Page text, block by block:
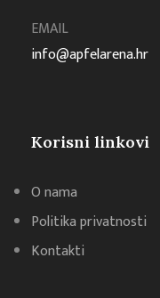
EMAIL
info@apfelarena.hr
Korisni linkovi
O nama
Politika privatnosti
Kontakti